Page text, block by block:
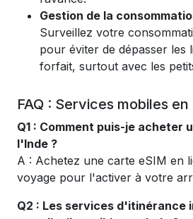
Gestion de la
Surveillez votre
pour éviter de dépasser les
forfait, surtout avec les
FAQ : Services mobiles en
Q1 : Comment puis-je acheter
l'Inde ?
A : Achetez une carte eSIM en
voyage pour l'activer à votre
Q2 : Les services d'itinérance